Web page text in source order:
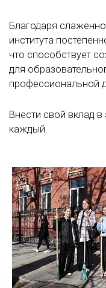
Благодаря
института
что способствует
для
профессиональной
Внести свой вклад
каждый.